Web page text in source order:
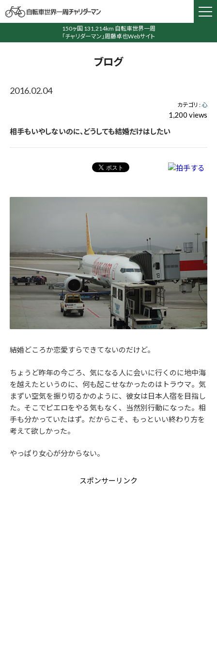
150ヶ国 131,214km 自転車世界一周
「チャリダーマン」周藤卓也Webサイト
ブログ
2016.02.04
カテゴリ :心
1,200 views
相手もいやしないのに、どうしても結婚だけはしたい
結婚どころか恋愛すらできてないのだけど。
ちょうど昨年の今ごろ、気になる人に会いに行くのに地中海
を越えたというのに、何も起こせなかったのはトラウマ。気
まずい空気を振り切るかのように、彼女は日本人宿を目指し
た。そこでピエロをやる気もなく、当然別行動になった。相
手も分かっていたはず。だからこそ、もっといい終わり方を
考えて欲しかった。
やっぱり女心が分からない。
スポンサーリンク